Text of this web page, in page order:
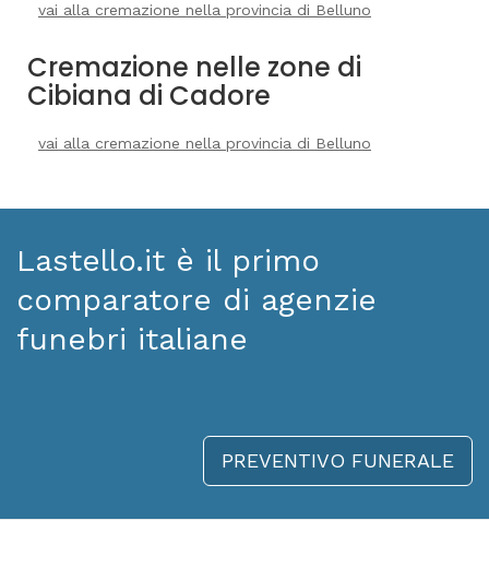
vai alla cremazione nella provincia di Belluno
Cremazione nelle zone di
Cibiana di Cadore
vai alla cremazione nella provincia di Belluno
Lastello.it è il primo
comparatore di agenzie
funebri italiane
PREVENTIVO FUNERALE